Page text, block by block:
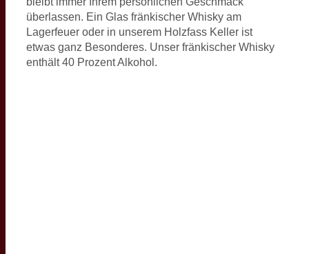
überlassen. Ein Glas fränkischer Whisky am
Lagerfeuer oder in unserem Holzfass Keller ist
etwas ganz Besonderes. Unser fränkischer Whisky
enthält 40 Prozent Alkohol.